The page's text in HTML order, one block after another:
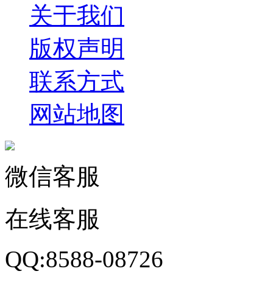
关于我们
版权声明
联系方式
网站地图
微信客服
在线客服
QQ:8588-08726